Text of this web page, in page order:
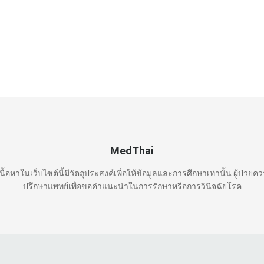
MedThai
อหาในเว็บไซต์นี้มีวัตถุประสงค์เพื่อให้ข้อมูลและการศึกษาเท่านั้น ผู้ป่วยค
ปรึกษาแพทย์เพื่อขอคำแนะนำในการรักษาหรือการวินิจฉัยโรค